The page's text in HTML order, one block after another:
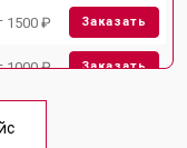
1500 ₽ Заказать
1000 ₽ Заказать